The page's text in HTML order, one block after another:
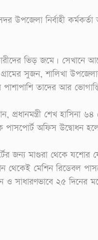
উপজেলা নির্বাহী
ভিড় জমে।
সুজন, শালিখা উপজেলার
তাদের আর
শেখ হাসিনা
পাসপোর্ট অফিস উদ্বোধন
জন্য মাগুরা থেকে যশোর
থেকেই মেশিন রিডেবল
সাধারণভাবে ২৫ দিনের